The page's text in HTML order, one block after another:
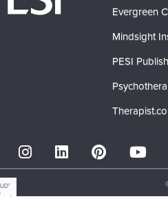
Evergreen
Mindsight
PESI